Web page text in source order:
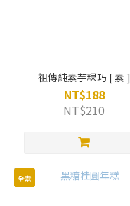
祖傳純素芋粿巧 [ 素 ]
NT$188
NT$210
全素